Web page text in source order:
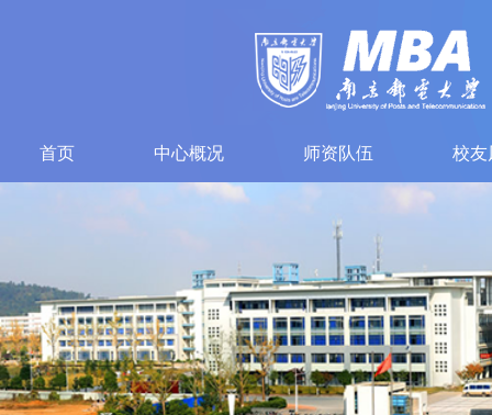
首页 中心概况 师资队伍 校友